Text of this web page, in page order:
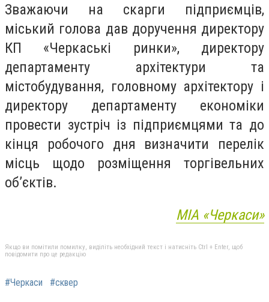
Зважаючи на скарги підприємців,
міський голова дав доручення директору
КП «Черкаські ринки», директору
департаменту архітектури та
містобудування, головному архітектору і
директору департаменту економіки
провести зустріч із підприємцями та до
кінця робочого дня визначити перелік
місць щодо розміщення торгівельних
обʼєктів.
МІА «Черкаси»
Якщо ви помітили помилку, виділіть необхідний текст і натисніть Ctrl + Enter, щоб
повідомити про це редакцію
#Черкаси #сквер